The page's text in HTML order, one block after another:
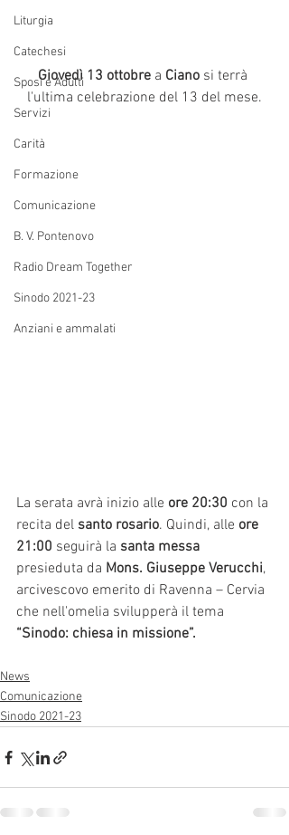
Liturgia
Catechesi
Sposi e Adulti
Servizi
Carità
Formazione
Comunicazione
B. V. Pontenovo
Radio Dream Together
Sinodo 2021-23
Anziani e ammalati
Giovedì 13 ottobre a Ciano si terrà
l'ultima celebrazione del 13 del mese.
La serata avrà inizio alle ore 20:30 con la
recita del santo rosario. Quindi, alle ore
21:00 seguirà la santa messa
presieduta da Mons. Giuseppe Verucchi,
arcivescovo emerito di Ravenna – Cervia
che nell'omelia svilupperà il tema
“Sinodo: chiesa in missione”.
News
Comunicazione
Sinodo 2021-23